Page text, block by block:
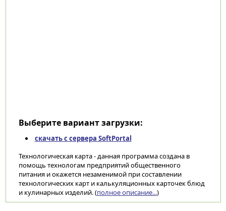
Выберите вариант загрузки:
скачать с сервера SoftPortal
Технологическая карта - данная программа создана в
помощь технологам предприятий общественного
питания и окажется незаменимой при составлении
технологических карт и калькуляционных карточек блюд
и кулинарных изделий. (полное описание...)